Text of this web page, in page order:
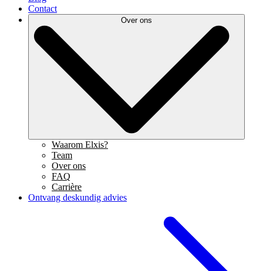
Contact
Over ons
Waarom Elxis?
Team
Over ons
FAQ
Carrière
Ontvang deskundig advies